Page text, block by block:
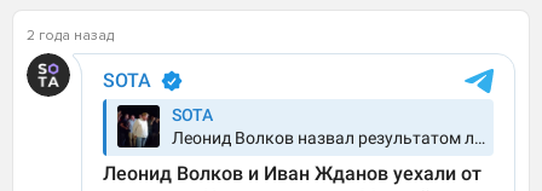
2 года назад